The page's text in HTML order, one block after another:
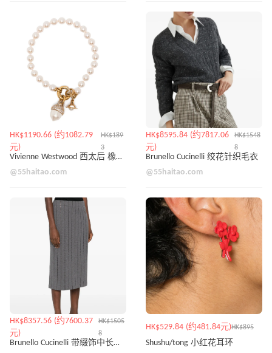
HK$1190.66 (约1082.79
元)
HK$189
3
Vivienne Westwood 西太后 橡果珍珠手链
@55haitao.com
HK$8595.84 (约7817.06
元)
HK$1548
8
Brunello Cucinelli 绞花针织毛衣
@55haitao.com
HK$8357.56 (约7600.37
元)
HK$1505
8
Brunello Cucinelli 带缀饰中长铅笔裙
HK$529.84 (约481.84元)HK$895
Shushu/tong 小红花耳环